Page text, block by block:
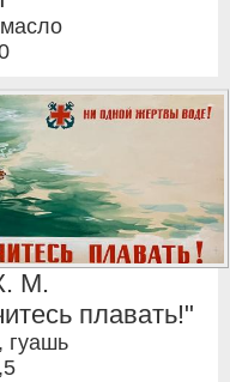
М.
плавать!"
гуашь